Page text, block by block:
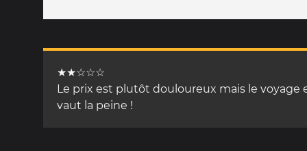
★★☆☆☆
Le prix est plutôt douloureux mais le voyage
vaut la peine !